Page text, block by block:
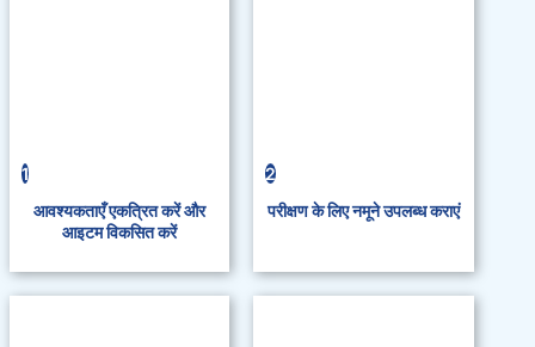
1
आवश्यकताएँ एकत्रित करें और
आइटम विकसित करें
2
परीक्षण के लिए नमूने उपलब्ध कराएं